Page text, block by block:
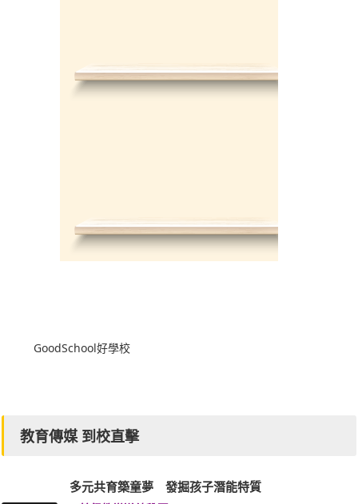
GoodSchool好學校
教育傳媒 到校直擊
多元共育築童夢 發掘孩子潛能特質